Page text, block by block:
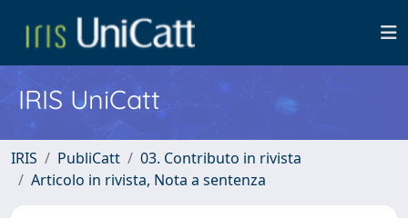
IRIS UniCatt
IRIS PubliCatt
03. Contributo in rivista
Articolo in rivista, Nota a sentenza